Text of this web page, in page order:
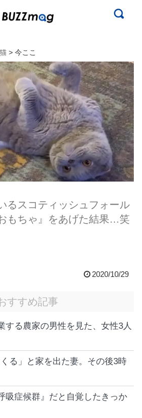
猫 > 今ここ
るスコティッシュフォール
もちゃ』をあげた結果…笑
2020/10/29
すすめ記事
する農家の男性を見た、女性3人
る」と家を出た妻。その後3時
吸症候群』だと自覚したきっか